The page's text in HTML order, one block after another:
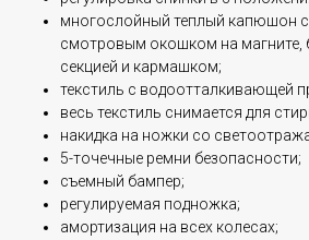
многослойный теплый капюшон
смотровым окошком на магните,
секцией и кармашком;
текстиль с водоотталкивающей
весь текстиль снимается для
накидка на ножки со
5-точечные ремни безопасности;
съемный бампер;
регулируемая подножка;
амортизация на всех колесах;